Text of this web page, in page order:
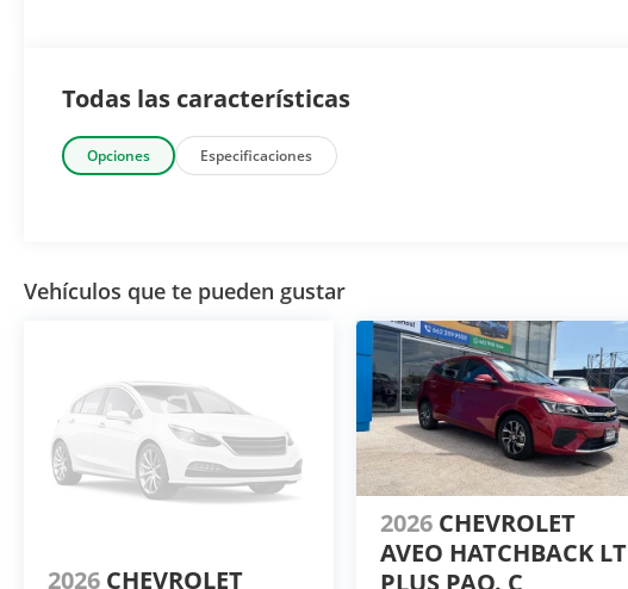
Todas las características
Opciones Especificaciones
Vehículos que te pueden gustar
2026 CHEVROLET
2026 CHEVROLET
AVEO HATCHBACK LT
PLUS PAQ. C